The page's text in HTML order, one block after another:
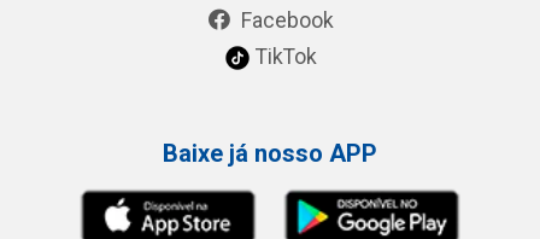
Facebook
TikTok
Baixe já nosso APP